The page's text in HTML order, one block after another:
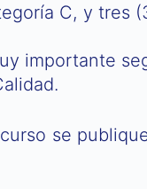
C, y tres
importante
se